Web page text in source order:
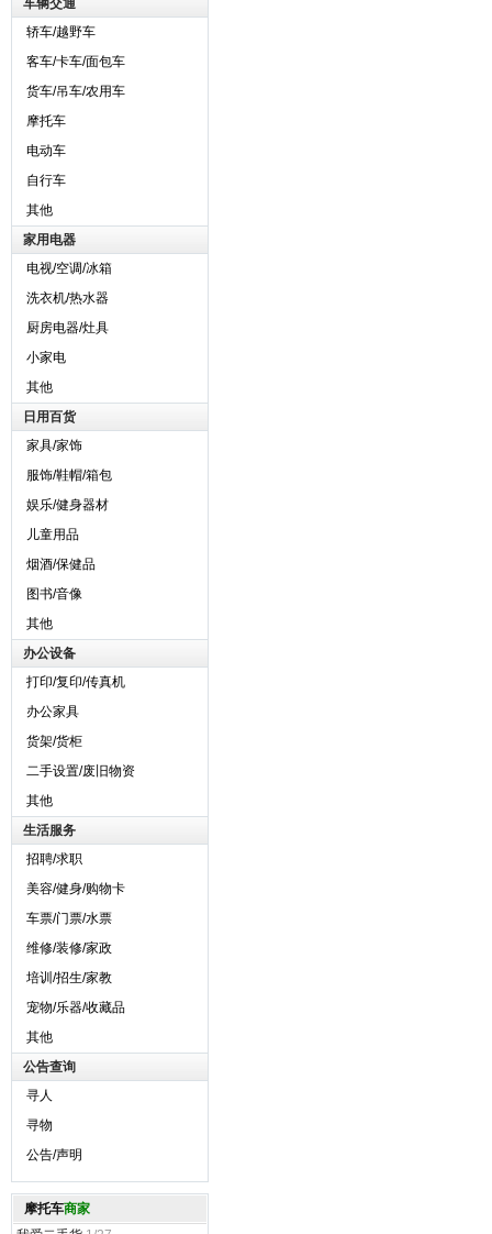
车辆交通
轿车/越野车
客车/卡车/面包车
货车/吊车/农用车
摩托车
电动车
自行车
其他
家用电器
电视/空调/冰箱
洗衣机/热水器
厨房电器/灶具
小家电
其他
日用百货
家具/家饰
服饰/鞋帽/箱包
娱乐/健身器材
儿童用品
烟酒/保健品
图书/音像
其他
办公设备
打印/复印/传真机
办公家具
货架/货柜
二手设置/废旧物资
其他
生活服务
招聘/求职
美容/健身/购物卡
车票/门票/水票
维修/装修/家政
培训/招生/家教
宠物/乐器/收藏品
其他
公告查询
寻人
寻物
公告/声明
摩托车商家